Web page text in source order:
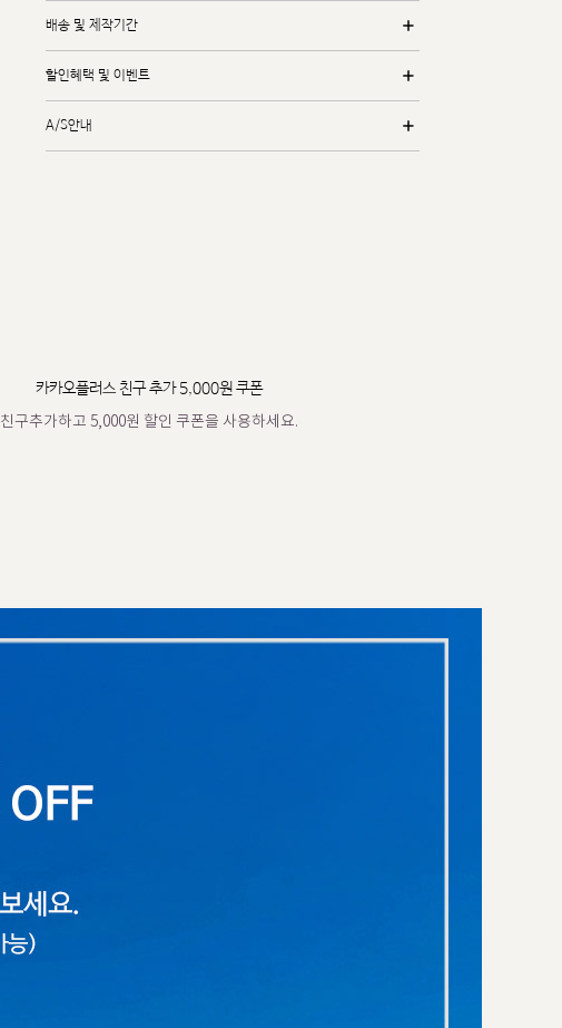
배송 및 제작기간
할인혜택 및 이벤트
A/S안내
카카오플러스 친구 추가 5,000원 쿠폰
친구추가하고 5,000원 할인 쿠폰을 사용하세요.